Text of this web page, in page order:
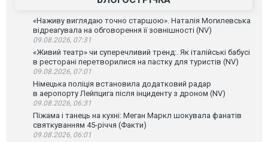
«Наживу виглядаю точно старшою». Наталія Могилевська
відреагувала на обговорення її зовнішності (NV)
09.08.2026, 07:31
«Живий театр» чи суперечливий тренд:. Як італійські бабусі
в ресторані перетворилися на пастку для туристів (NV)
09.08.2026, 07:01
Німецька поліція встановила додатковий радар
в аеропорту Лейпцига після інциденту з дроном (NV)
09.08.2026, 06:31
Піжама і танець на кухні: Меган Маркл шокувала фанатів
святкуванням 45-річчя (Факти)
09.08.2026, 06:01